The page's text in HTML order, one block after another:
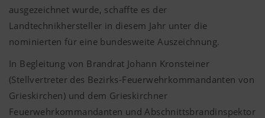
ausgezeichnet wurde, schaffte es der
Landtechnikhersteller in diesem Jahr unter die
nominierten für eine bundesweite Auszeichnung.
In Begleitung von Brandrat Johann Kronsteiner
(Stellvertreter des Bezirks-Feuerwehrkommandanten von
Grieskirchen) und dem Grieskirchner
Feuerwehrkommandanten und Abschnittsbrandinspektor